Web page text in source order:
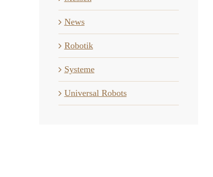
News
Robotik
Systeme
Universal Robots